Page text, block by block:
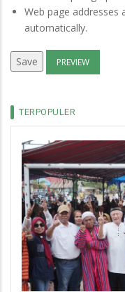
Web page addresses
automatically.
TERPOPULER